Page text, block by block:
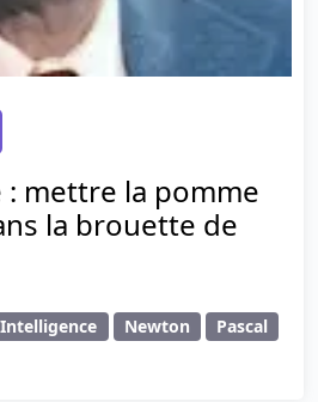
mettre la pomme
la brouette de
Intelligence Newton
Pascal